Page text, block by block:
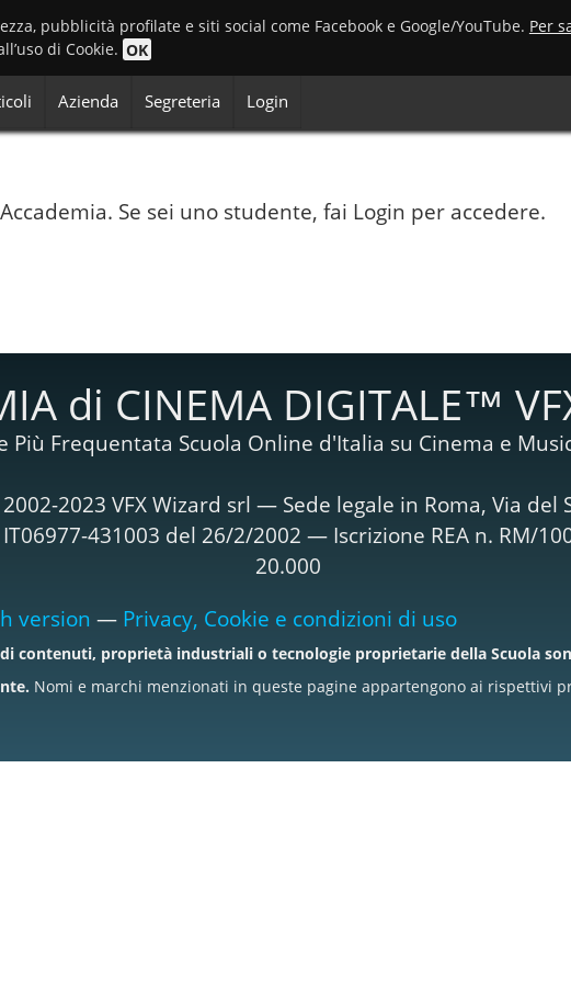
pubblicità profilate e siti social come Facebook e Google/YouTube. Per
di Cookie. OK
Azienda Segreteria Login
Se sei uno studente, fai Login per accedere.
di CINEMA DIGITALE™
Più Frequentata Scuola Online d'Italia su Cinema e
2023 VFX Wizard srl — Sede legale in Roma, Via del
IT06977-431003 del 26/2/2002 — Iscrizione REA n. RM/
20.000
version — Privacy, Cookie e condizioni di uso
contenuti, proprietà industriali o tecnologie proprietarie della Scuola
Nomi e marchi menzionati in queste pagine appartengono ai rispettivi